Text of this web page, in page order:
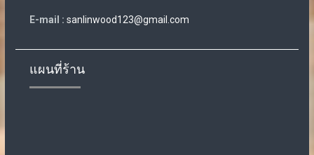
E-mail : sanlinwood123@gmail.com
แผนที่ร้าน